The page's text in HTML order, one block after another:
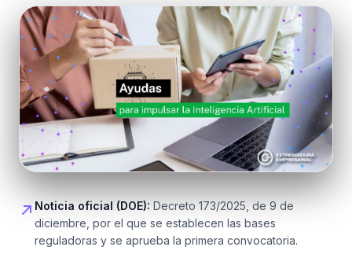
Noticia oficial (DOE): Decreto 173/2025, de 9 de
diciembre, por el que se establecen las bases
reguladoras y se aprueba la primera convocatoria.